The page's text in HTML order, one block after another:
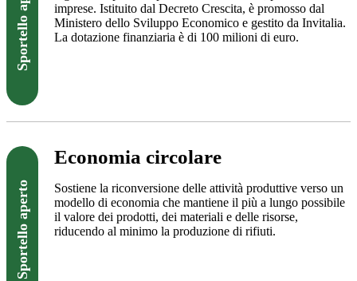
Sportello aperto
imprese. Istituito dal Decreto Crescita, è promosso dal
Ministero dello Sviluppo Economico e gestito da Invitalia.
La dotazione finanziaria è di 100 milioni di euro.
Sportello aperto
Economia circolare
Sostiene la riconversione delle attività produttive verso un
modello di economia che mantiene il più a lungo possibile
il valore dei prodotti, dei materiali e delle risorse,
riducendo al minimo la produzione di rifiuti.